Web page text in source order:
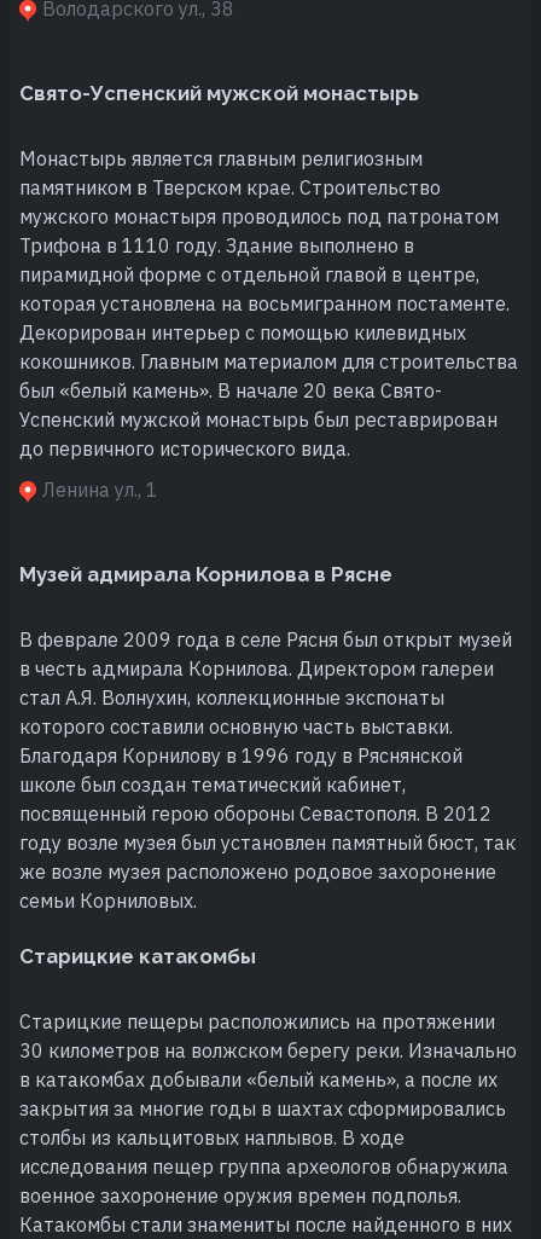
Володарского ул., 38
Свято-Успенский мужской монастырь
Монастырь является главным религиозным
памятником в Тверском крае. Строительство
мужского монастыря проводилось под патронатом
Трифона в 1110 году. Здание выполнено в
пирамидной форме с отдельной главой в центре,
которая установлена на восьмигранном постаменте.
Декорирован интерьер с помощью килевидных
кокошников. Главным материалом для строительства
был «белый камень». В начале 20 века Свято-
Успенский мужской монастырь был реставрирован
до первичного исторического вида.
Ленина ул., 1
Музей адмирала Корнилова в Рясне
В феврале 2009 года в селе Рясня был открыт музей
в честь адмирала Корнилова. Директором галереи
стал А.Я. Волнухин, коллекционные экспонаты
которого составили основную часть выставки.
Благодаря Корнилову в 1996 году в Ряснянской
школе был создан тематический кабинет,
посвященный герою обороны Севастополя. В 2012
году возле музея был установлен памятный бюст, так
же возле музея расположено родовое захоронение
семьи Корниловых.
Старицкие катакомбы
Старицкие пещеры расположились на протяжении
30 километров на волжском берегу реки. Изначально
в катакомбах добывали «белый камень», а после их
закрытия за многие годы в шахтах сформировались
столбы из кальцитовых наплывов. В ходе
исследования пещер группа археологов обнаружила
военное захоронение оружия времен подполья.
Катакомбы стали знамениты после найденного в них